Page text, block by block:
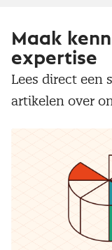
Maak
expertise
Lees direct een
artikelen over